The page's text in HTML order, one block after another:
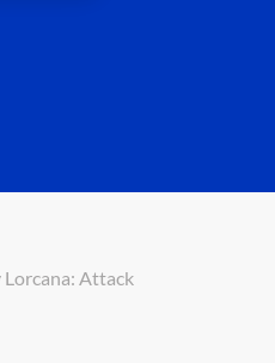
Lorcana: Attack